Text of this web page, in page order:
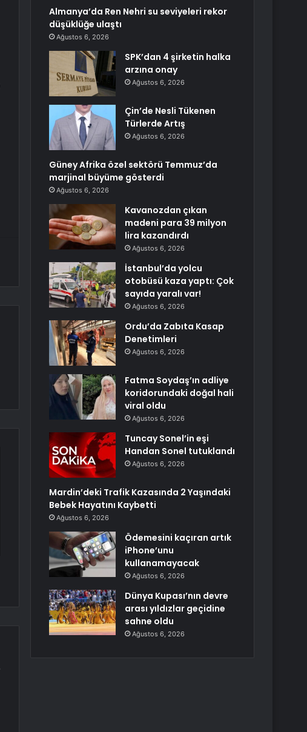
Almanya’da Ren Nehri su seviyeleri rekor
düşüklüğe ulaştı
Ağustos 6, 2026
SPK’dan 4 şirketin halka
arzına onay
Ağustos 6, 2026
Çin’de Nesli Tükenen
Türlerde Artış
Ağustos 6, 2026
Güney Afrika özel sektörü Temmuz’da
marjinal büyüme gösterdi
Ağustos 6, 2026
Kavanozdan çıkan
madeni para 39 milyon
lira kazandırdı
Ağustos 6, 2026
İstanbul’da yolcu
otobüsü kaza yaptı: Çok
sayıda yaralı var!
Ağustos 6, 2026
Ordu’da Zabıta Kasap
Denetimleri
Ağustos 6, 2026
Fatma Soydaş’ın adliye
koridorundaki doğal hali
viral oldu
Ağustos 6, 2026
Tuncay Sonel’in eşi
Handan Sonel tutuklandı
Ağustos 6, 2026
Mardin’deki Trafik Kazasında 2 Yaşındaki
Bebek Hayatını Kaybetti
Ağustos 6, 2026
Ödemesini kaçıran artık
iPhone’unu
kullanamayacak
Ağustos 6, 2026
Dünya Kupası’nın devre
arası yıldızlar geçidine
sahne oldu
Ağustos 6, 2026